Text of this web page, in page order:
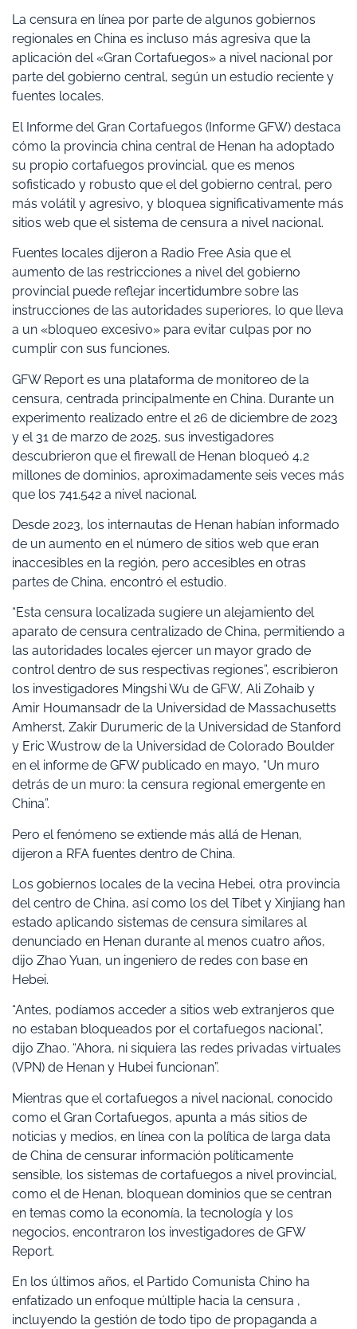
La censura en línea por parte de algunos gobiernos
regionales en China es incluso más agresiva que la
aplicación del «Gran Cortafuegos» a nivel nacional por
parte del gobierno central, según un estudio reciente y
fuentes locales.
El Informe del Gran Cortafuegos (Informe GFW) destaca
cómo la provincia china central de Henan ha adoptado
su propio cortafuegos provincial, que es menos
sofisticado y robusto que el del gobierno central, pero
más volátil y agresivo, y bloquea significativamente más
sitios web que el sistema de censura a nivel nacional.
Fuentes locales dijeron a Radio Free Asia que el
aumento de las restricciones a nivel del gobierno
provincial puede reflejar incertidumbre sobre las
instrucciones de las autoridades superiores, lo que lleva
a un «bloqueo excesivo» para evitar culpas por no
cumplir con sus funciones.
GFW Report es una plataforma de monitoreo de la
censura, centrada principalmente en China. Durante un
experimento realizado entre el 26 de diciembre de 2023
y el 31 de marzo de 2025, sus investigadores
descubrieron que el firewall de Henan bloqueó 4,2
millones de dominios, aproximadamente seis veces más
que los 741.542 a nivel nacional.
Desde 2023, los internautas de Henan habían informado
de un aumento en el número de sitios web que eran
inaccesibles en la región, pero accesibles en otras
partes de China, encontró el estudio.
“Esta censura localizada sugiere un alejamiento del
aparato de censura centralizado de China, permitiendo a
las autoridades locales ejercer un mayor grado de
control dentro de sus respectivas regiones”, escribieron
los investigadores Mingshi Wu de GFW, Ali Zohaib y
Amir Houmansadr de la Universidad de Massachusetts
Amherst, Zakir Durumeric de la Universidad de Stanford
y Eric Wustrow de la Universidad de Colorado Boulder
en el informe de GFW publicado en mayo, “Un muro
detrás de un muro: la censura regional emergente en
China”.
Pero el fenómeno se extiende más allá de Henan,
dijeron a RFA fuentes dentro de China.
Los gobiernos locales de la vecina Hebei, otra provincia
del centro de China, así como los del Tíbet y Xinjiang han
estado aplicando sistemas de censura similares al
denunciado en Henan durante al menos cuatro años,
dijo Zhao Yuan, un ingeniero de redes con base en
Hebei.
“Antes, podíamos acceder a sitios web extranjeros que
no estaban bloqueados por el cortafuegos nacional”,
dijo Zhao. “Ahora, ni siquiera las redes privadas virtuales
(VPN) de Henan y Hubei funcionan”.
Mientras que el cortafuegos a nivel nacional, conocido
como el Gran Cortafuegos, apunta a más sitios de
noticias y medios, en línea con la política de larga data
de China de censurar información políticamente
sensible, los sistemas de cortafuegos a nivel provincial,
como el de Henan, bloquean dominios que se centran
en temas como la economía, la tecnología y los
negocios, encontraron los investigadores de GFW
Report.
En los últimos años, el Partido Comunista Chino ha
enfatizado un enfoque múltiple hacia la censura ,
incluyendo la gestión de todo tipo de propaganda a